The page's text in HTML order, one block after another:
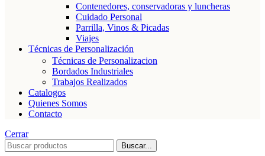
Contenedores, conservadoras y luncheras
Cuidado Personal
Parrilla, Vinos & Picadas
Viajes
Técnicas de Personalización
Técnicas de Personalizacion
Bordados Industriales
Trabajos Realizados
Catalogos
Quienes Somos
Contacto
Cerrar
Buscar...